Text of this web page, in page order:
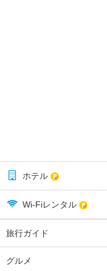
ホテル
Wi-Fiレンタル
旅行ガイド
グルメ